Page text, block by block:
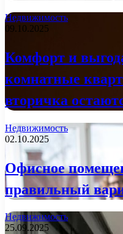
Недвижимость
09.10.2025
Комфорт и
комнатные
вторичка
Недвижимость
02.10.2025
Офисное
правильный
Недвижимость
25.09.2025